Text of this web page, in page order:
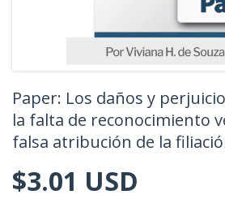
Paper: Los daños y
la falta de reconocimiento
falsa atribución de la
$3.01 USD